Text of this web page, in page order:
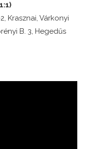
Krasznai, Várkonyi
B. 3, Hegedűs